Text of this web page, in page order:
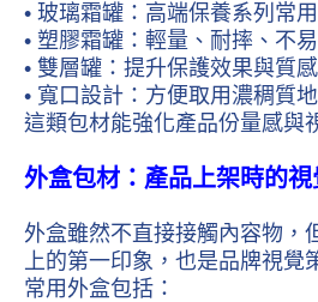
• 玻璃霜罐：高端保養系列常用
• 塑膠霜罐：輕量、耐摔、不
• 雙層罐：提升保護效果與質感
• 寬口設計：方便取用濃稠質地
這類包材能強化產品份量感與
外盒包材：產品上架時的視
外盒雖然不直接接觸內容物，
上的第一印象，也是品牌視覺
常用外盒包括：